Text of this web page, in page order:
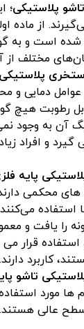
پلاستیکی؛
از ماده
است و به
مختلف از
عوامل دمایی و
رطوبت هیچ
آن به وجود
گیرد و افراد
پایه
های محکمی
می‌کنند
را یافت و
قرار می
کاربرد دارند.
تاشو
مورد
عالی هستند.